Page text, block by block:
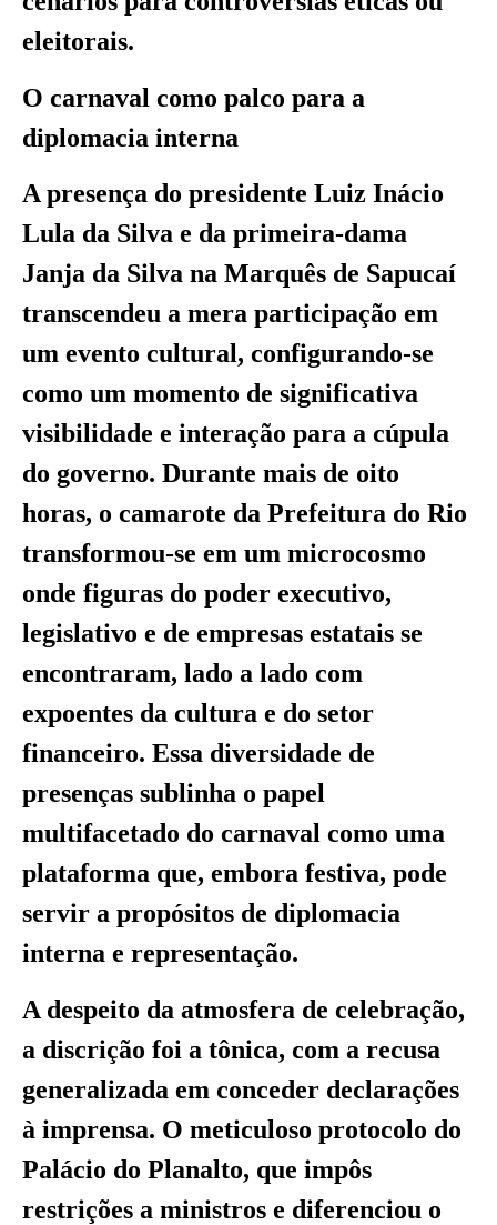
eleitorais.
O carnaval como palco para a
diplomacia interna
A presença do presidente Luiz Inácio
Lula da Silva e da primeira-dama
Janja da Silva na Marquês de Sapucaí
transcendeu a mera participação em
um evento cultural, configurando-se
como um momento de significativa
visibilidade e interação para a cúpula
do governo. Durante mais de oito
horas, o camarote da Prefeitura do Rio
transformou-se em um microcosmo
onde figuras do poder executivo,
legislativo e de empresas estatais se
encontraram, lado a lado com
expoentes da cultura e do setor
financeiro. Essa diversidade de
presenças sublinha o papel
multifacetado do carnaval como uma
plataforma que, embora festiva, pode
servir a propósitos de diplomacia
interna e representação.
A despeito da atmosfera de celebração,
a discrição foi a tônica, com a recusa
generalizada em conceder declarações
à imprensa. O meticuloso protocolo do
Palácio do Planalto, que impôs
restrições a ministros e diferenciou o